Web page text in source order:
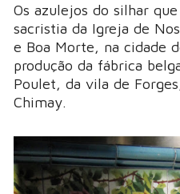
Os azulejos do silhar
sacristia da Igreja de
e Boa Morte, na cidade
produção da fábrica
Poulet, da vila de
Chimay.